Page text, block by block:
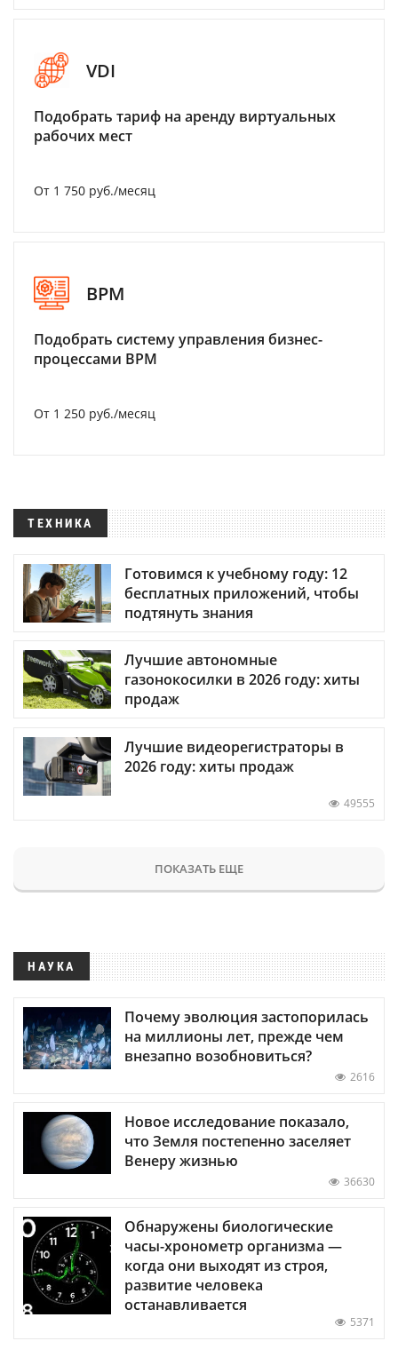
VDI
Подобрать тариф на аренду виртуальных
рабочих мест
От 1 750 руб./месяц
BPM
Подобрать систему управления бизнес-
процессами BPM
От 1 250 руб./месяц
ТЕХНИКА
Готовимся к учебному году: 12
бесплатных приложений, чтобы
подтянуть знания
Лучшие автономные
газонокосилки в 2026 году: хиты
продаж
Лучшие видеорегистраторы в
2026 году: хиты продаж
49555
ПОКАЗАТЬ ЕЩЕ
НАУКА
Почему эволюция застопорилась
на миллионы лет, прежде чем
внезапно возобновиться?
2616
Новое исследование показало,
что Земля постепенно заселяет
Венеру жизнью
36630
Обнаружены биологические
часы-хронометр организма —
когда они выходят из строя,
развитие человека
останавливается
5371